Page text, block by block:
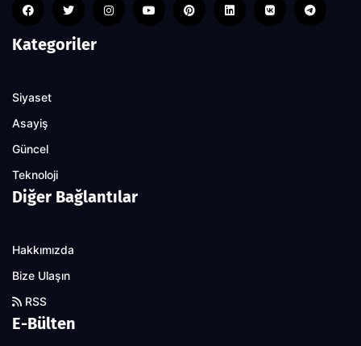
Kategoriler
Siyaset
Asayiş
Güncel
Teknoloji
Diğer Bağlantılar
Hakkımızda
Bize Ulaşın
RSS
E-Bülten